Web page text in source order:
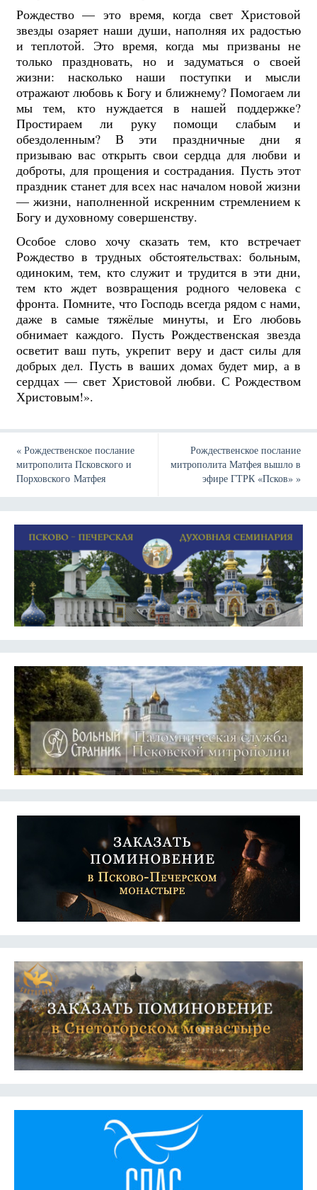
Рождество — это время, когда свет Христовой
звезды озаряет наши души, наполняя их радостью
и теплотой. Это время, когда мы призваны не
только праздновать, но и задуматься о своей
жизни: насколько наши поступки и мысли
отражают любовь к Богу и ближнему? Помогаем ли
мы тем, кто нуждается в нашей поддержке?
Простираем ли руку помощи слабым и
обездоленным? В эти праздничные дни я
призываю вас открыть свои сердца для любви и
доброты, для прощения и сострадания. Пусть этот
праздник станет для всех нас началом новой жизни
— жизни, наполненной искренним стремлением к
Богу и духовному совершенству.
Особое слово хочу сказать тем, кто встречает
Рождество в трудных обстоятельствах: больным,
одиноким, тем, кто служит и трудится в эти дни,
тем кто ждет возвращения родного человека с
фронта. Помните, что Господь всегда рядом с нами,
даже в самые тяжёлые минуты, и Его любовь
обнимает каждого. Пусть Рождественская звезда
осветит ваш путь, укрепит веру и даст силы для
добрых дел. Пусть в ваших домах будет мир, а в
сердцах — свет Христовой любви. С Рождеством
Христовым!».
«Рождественское послание
митрополита Псковского и
Порховского Матфея
Рождественское послание
митрополита Матфея вышло в
эфире ГТРК «Псков»»